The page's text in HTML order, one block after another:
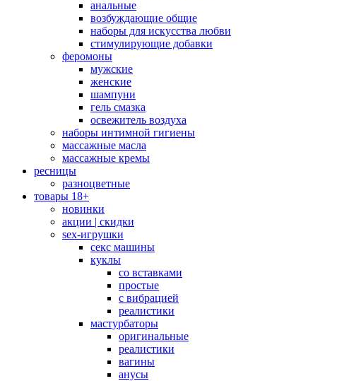
анальные
возбуждающие общие
наборы для искусства любви
стимулирующие добавки
феромоны
мужские
женские
шампуни
гель смазка
освежитель воздуха
наборы интимной гигиены
массажные масла
массажные кремы
ресницы
разноцветные
товары 18+
новинки
акции | скидки
sex-игрушки
секс машины
куклы
со вставками
простые
с вибрацией
реалистики
мастурбаторы
оригинальные
реалистики
вагины
анусы